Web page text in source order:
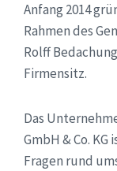
Anfang 2014
Rahmen des
Rolff
Firmensitz.
Das
GmbH & Co.
Fragen rund